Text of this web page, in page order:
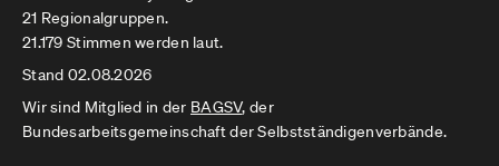
21 Regionalgruppen.
21.179 Stimmen werden laut.
Stand 02.08.2026
Wir sind Mitglied in der BAGSV, der
Bundesarbeitsgemeinschaft der Selbstständigenverbände.